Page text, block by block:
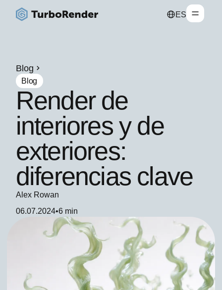
ES
Blog
Blog
Render de
interiores y de
exteriores:
diferencias clave
Alex Rowan
06.07.2024•6 min